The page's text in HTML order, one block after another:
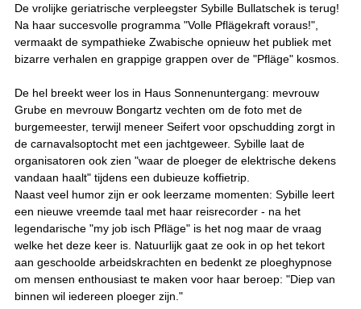
De vrolijke geriatrische verpleegster Sybille Bullatschek is terug!
Na haar succesvolle programma "Volle Pflägekraft voraus!",
vermaakt de sympathieke Zwabische opnieuw het publiek met
bizarre verhalen en grappige grappen over de "Pfläge" kosmos.
De hel breekt weer los in Haus Sonnenuntergang: mevrouw
Grube en mevrouw Bongartz vechten om de foto met de
burgemeester, terwijl meneer Seifert voor opschudding zorgt in
de carnavalsoptocht met een jachtgeweer. Sybille laat de
organisatoren ook zien "waar de ploeger de elektrische dekens
vandaan haalt" tijdens een dubieuze koffietrip.
Naast veel humor zijn er ook leerzame momenten: Sybille leert
een nieuwe vreemde taal met haar reisrecorder - na het
legendarische "my job isch Pfläge" is het nog maar de vraag
welke het deze keer is. Natuurlijk gaat ze ook in op het tekort
aan geschoolde arbeidskrachten en bedenkt ze ploeghypnose
om mensen enthousiast te maken voor haar beroep: "Diep van
binnen wil iedereen ploeger zijn."